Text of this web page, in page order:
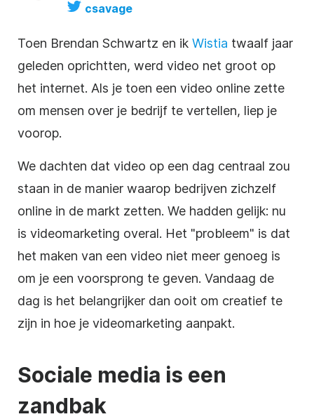
csavage
Toen Brendan Schwartz en ik Wistia twaalf jaar
geleden oprichtten, werd video net groot op
het internet. Als je toen een video online zette
om mensen over je bedrijf te vertellen, liep je
voorop.
We dachten dat video op een dag centraal zou
staan in de manier waarop bedrijven zichzelf
online in de markt zetten. We hadden gelijk: nu
is videomarketing overal. Het "probleem" is dat
het maken van een video niet meer genoeg is
om je een voorsprong te geven. Vandaag de
dag is het belangrijker dan ooit om creatief te
zijn in hoe je videomarketing aanpakt.
Sociale media is een
zandbak